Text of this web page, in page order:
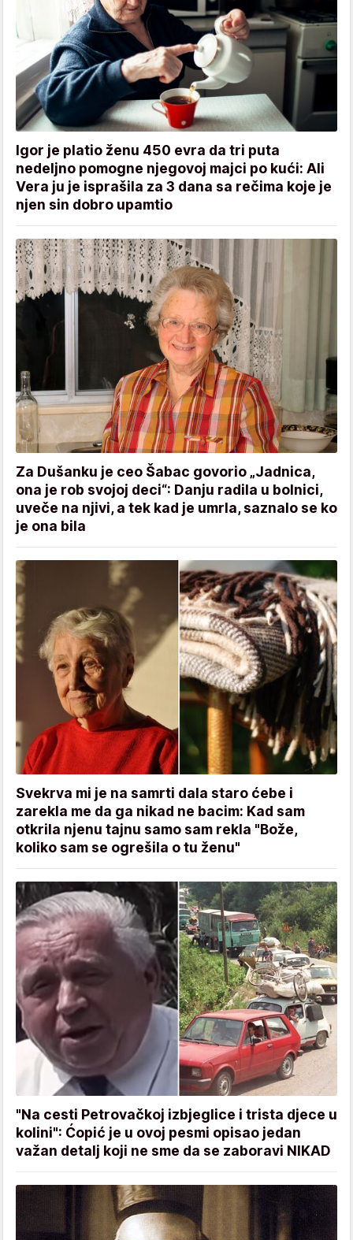
Igor je platio ženu 450 evra da tri puta
nedeljno pomogne njegovoj majci po kući: Ali
Vera ju je isprašila za 3 dana sa rečima koje je
njen sin dobro upamtio
Za Dušanku je ceo Šabac govorio „Jadnica,
ona je rob svojoj deci“: Danju radila u bolnici,
uveče na njivi, a tek kad je umrla, saznalo se ko
je ona bila
Svekrva mi je na samrti dala staro ćebe i
zarekla me da ga nikad ne bacim: Kad sam
otkrila njenu tajnu samo sam rekla "Bože,
koliko sam se ogrešila o tu ženu"
"Na cesti Petrovačkoj izbjeglice i trista djece u
kolini": Ćopić je u ovoj pesmi opisao jedan
važan detalj koji ne sme da se zaboravi NIKAD